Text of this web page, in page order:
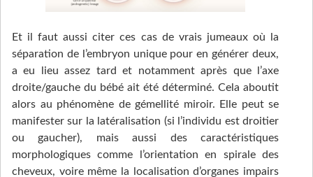
Et il faut aussi citer ces cas de vrais jumeaux où la
séparation de l’embryon unique pour en générer deux,
a eu lieu assez tard et notamment après que l’axe
droite/gauche du bébé ait été déterminé. Cela aboutit
alors au phénomène de gémellité miroir. Elle peut se
manifester sur la latéralisation (si l’individu est droitier
ou gaucher), mais aussi des caractéristiques
morphologiques comme l’orientation en spirale des
cheveux, voire même la localisation d’organes impairs